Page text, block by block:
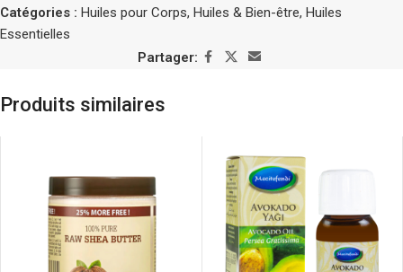
Catégories : Huiles pour Corps, Huiles & Bien-être, Huiles
Essentielles
Partager:
Produits similaires